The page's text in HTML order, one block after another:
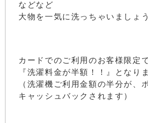
などなど
大物を一気に洗っちゃいましょ
カードでのご利用のお客様限定
『洗濯料金が半額！！』となり
（洗濯機ご利用金額の半分が、
キャッシュバックされます）